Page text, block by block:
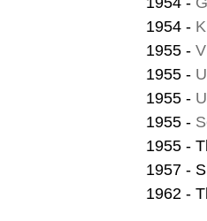
1954 -
1955 -
1955 -
1955 -
1955 -
1955 -
1957 -
1962 -